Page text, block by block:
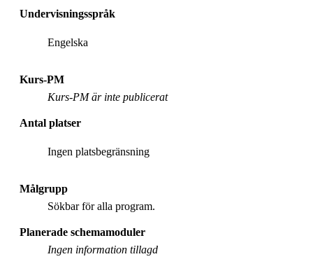
Undervisningsspråk
Engelska
Kurs-PM
Kurs-PM är inte publicerat
Antal platser
Ingen platsbegränsning
Målgrupp
Sökbar för alla program.
Planerade schemamoduler
Ingen information tillagd